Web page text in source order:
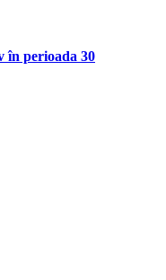
în perioada 30